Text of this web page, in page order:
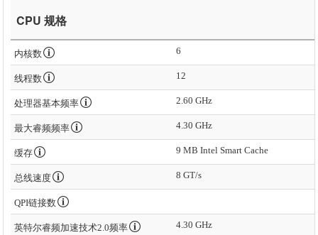
CPU 规格
内核数 6
线程数 12
处理器基本频率 2.60 GHz
最大睿频频率 4.30 GHz
缓存 9 MB Intel Smart Cache
总线速度 8 GT/s
QPI链接数
英特尔睿频加速技术2.0频率 4.30 GHz